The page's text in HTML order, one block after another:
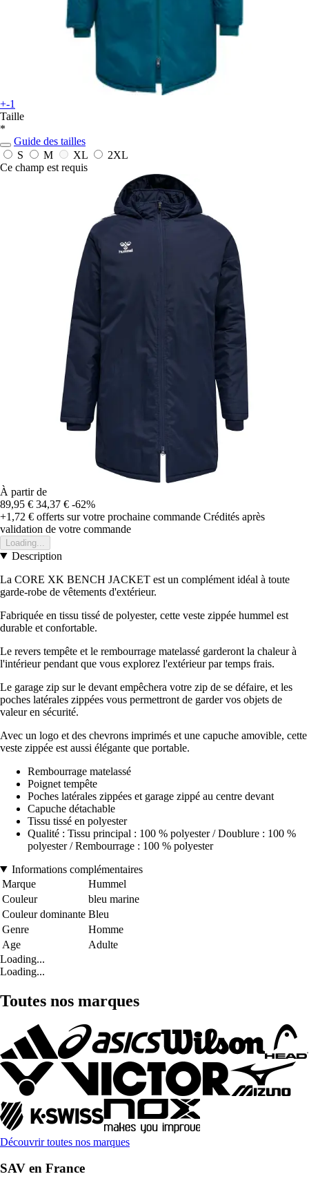
+-1
Taille
*
Guide des tailles
S
M XL
2XL
Ce champ est requis
À partir de
89,95 € 34,37 € -62%
+1,72 € offerts sur votre prochaine commande Crédités après
validation de votre commande
Loading...
Description
La CORE XK BENCH JACKET est un complément idéal à toute
garde-robe de vêtements d'extérieur.
Fabriquée en tissu tissé de polyester, cette veste zippée hummel est
durable et confortable.
Le revers tempête et le rembourrage matelassé garderont la chaleur à
l'intérieur pendant que vous explorez l'extérieur par temps frais.
Le garage zip sur le devant empêchera votre zip de se défaire, et les
poches latérales zippées vous permettront de garder vos objets de
valeur en sécurité.
Avec un logo et des chevrons imprimés et une capuche amovible, cette
veste zippée est aussi élégante que portable.
Rembourrage matelassé
Poignet tempête
Poches latérales zippées et garage zippé au centre devant
Capuche détachable
Tissu tissé en polyester
Qualité : Tissu principal : 100 % polyester / Doublure : 100 %
polyester / Rembourrage : 100 % polyester
Informations complémentaires
Marque
Hummel
Couleur
bleu marine
Couleur dominante Bleu
Genre
Homme
Age
Adulte
Loading...
Loading...
Toutes nos marques
Découvrir toutes nos marques
SAV en France